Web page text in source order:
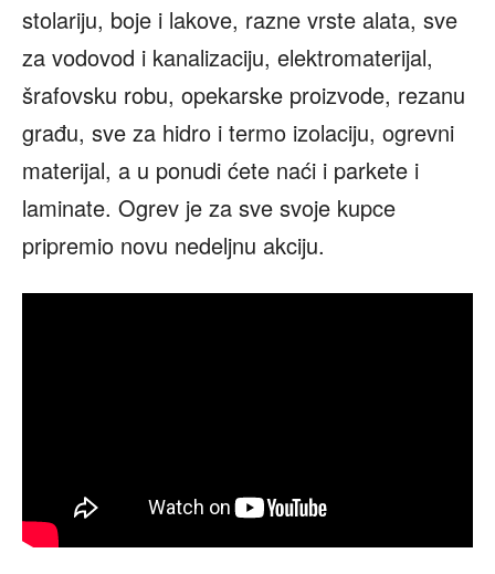
stolariju, boje i lakove, razne vrste alata, sve
za vodovod i kanalizaciju, elektromaterijal,
šrafovsku robu, opekarske proizvode, rezanu
građu, sve za hidro i termo izolaciju, ogrevni
materijal, a u ponudi ćete naći i parkete i
laminate. Ogrev je za sve svoje kupce
pripremio novu nedeljnu akciju.